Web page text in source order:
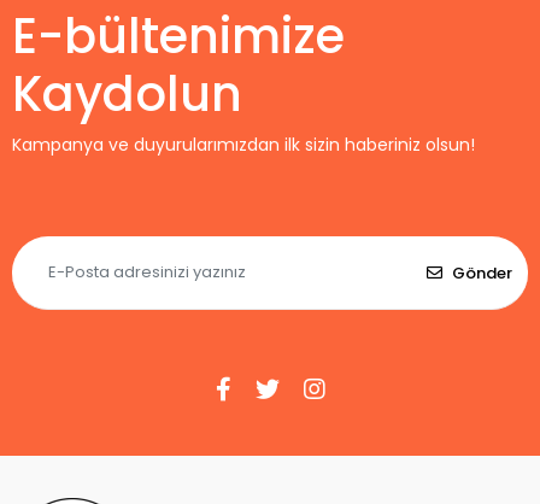
E-bültenimize
Kaydolun
Kampanya ve duyurularımızdan ilk sizin haberiniz olsun!
Gönder